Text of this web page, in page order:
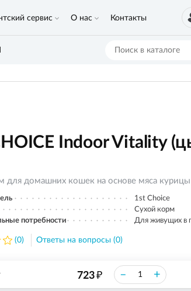
сервис О нас Контакты
Indoor Vitality
для домашних кошек на основе мяса курицы
1st Choice
Сухой корм
потребности
Для живущих в
(0) Ответы на вопросы (0)
723₽ – +